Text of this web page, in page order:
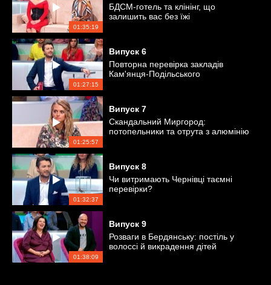
01:35:19
БДСМ-готель та клінінг, що
залишить вас без їжі
01:27:15
Випуск 6
Повторна перевірка закладів
Кам'янця-Подільського
01:25:57
Випуск 7
Скандальний Миргород:
потопельники та отрута з алюмінію
01:32:37
Випуск 8
Чи витримають Чернівці таємні
перевірки?
01:38:09
Випуск 9
Розваги в Бердянську: постіль у
волоссі й викрадення дітей